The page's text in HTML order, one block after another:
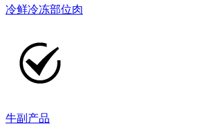
冷鲜冷冻部位肉
牛副产品